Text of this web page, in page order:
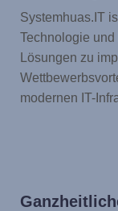
Systemhuas.IT
Technologie
Lösungen zu
modernen IT-